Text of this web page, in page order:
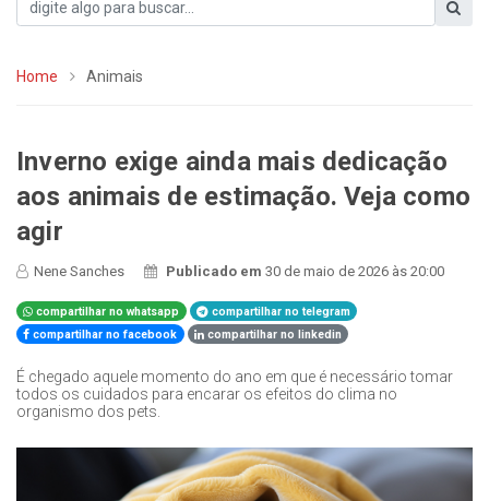
Home Animais
Inverno exige ainda mais dedicação
aos animais de estimação. Veja como
agir
Nene Sanches Publicado em30 de maio de 2026 às 20:00
compartilhar no whatsapp
compartilhar no telegram
compartilhar no facebook
compartilhar no linkedin
É chegado aquele momento do ano em que é necessário tomar
todos os cuidados para encarar os efeitos do clima no
organismo dos pets.